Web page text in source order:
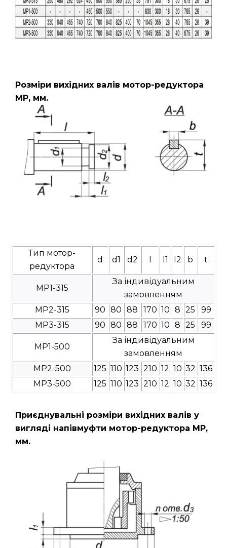
Розміри вихідних валів мотор-редуктора
МР, мм.
Тип мотор-
редуктора
d d1 d2 l1 l2 b t
МР1-315
За індивідуальним
замовленням
МР2-315
90 80 88 170 10 8 25
99
МР3-315
90 80 88 170 10 8 25 99
МР1-500
За індивідуальним
замовленням
МР2-500
125 110 123 210 12 10 32 136
МР3-500
125 110 123 210 12 10 32 136
Приєднувальні розміри вихідних валів у
вигляді напівмуфти мотор-редуктора МР,
мм.